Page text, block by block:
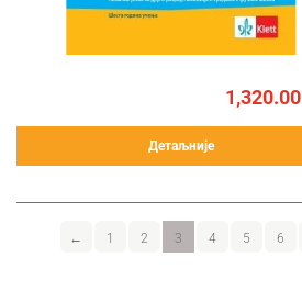
1,320.00
Детаљније
← 1 2 3 4 5 6